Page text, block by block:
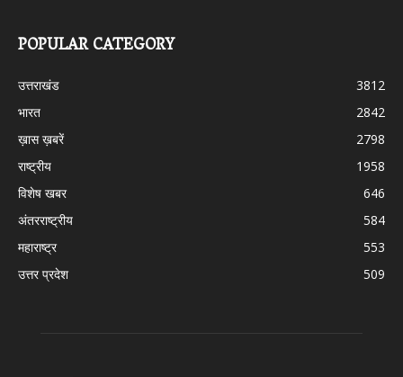
POPULAR CATEGORY
उत्तराखंड
3812
भारत
2842
ख़ास ख़बरें
2798
राष्ट्रीय
1958
विशेष खबर
646
अंतरराष्ट्रीय
584
महाराष्ट्र
553
उत्तर प्रदेश
509